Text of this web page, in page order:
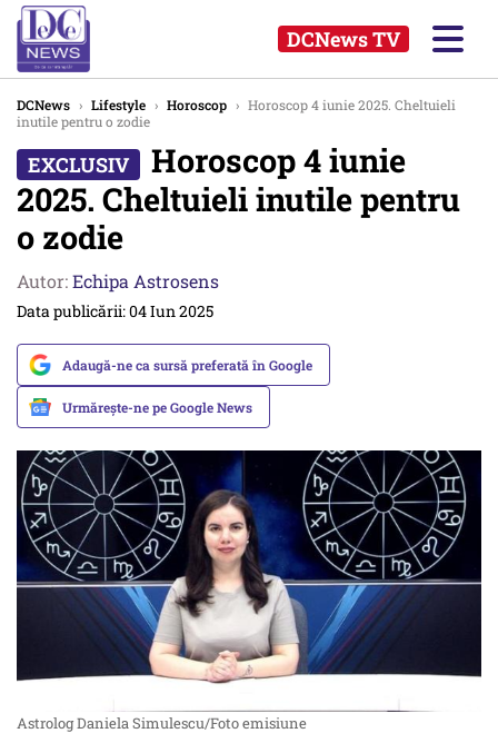
DCNews TV
DCNews › Lifestyle › Horoscop › Horoscop 4 iunie 2025. Cheltuieli
inutile pentru o zodie
Horoscop 4 iunie
2025. Cheltuieli inutile pentru
o zodie
Autor:Echipa Astrosens
Data publicării: 04 Iun 2025
Adaugă-ne ca sursă preferată în Google
Urmărește-ne pe Google News
Astrolog Daniela Simulescu/Foto emisiune